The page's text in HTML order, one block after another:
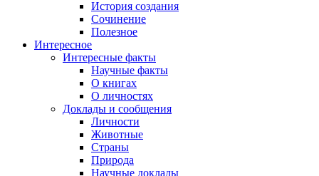
История создания
Сочинение
Полезное
Интересное
Интересные факты
Научные факты
О книгах
О личностях
Доклады и сообщения
Личности
Животные
Страны
Природа
Научные доклады